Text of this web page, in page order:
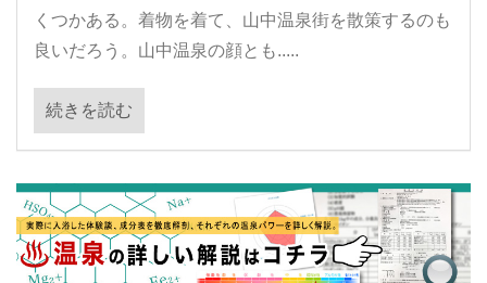
くつかある。着物を着て、山中温泉街を散策するのも
良いだろう。山中温泉の顔とも.....
続きを読む